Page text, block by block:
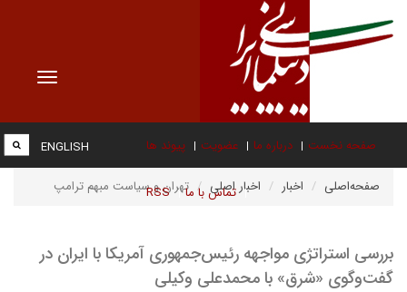
Toggle
صفحه نخست درباره ما عضویت پیوند ها
تماس با ما RSS
ENGLISH
صفحه‌اصلی اخبار اخبار اصلی تهران و سیاست مبهم ترامپ
بررسی استراتژی مواجهه رئیس‌جمهوری آمریکا با ایران در
گفت‌وگوی «شرق» با محمدعلی وکیلی